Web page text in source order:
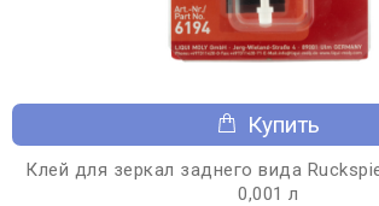
Купить
Клей для зеркал заднего вида
0,001 л